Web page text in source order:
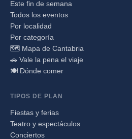
Este fin de semana
Todos los eventos
Por localidad
Por categoría
🗺️ Mapa de Cantabria
🚗 Vale la pena el viaje
🍽️ Dónde comer
TIPOS DE PLAN
Fiestas y ferias
Teatro y espectáculos
Conciertos